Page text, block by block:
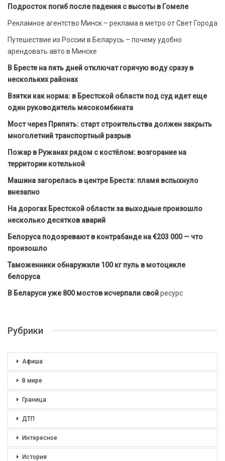
Подросток погиб после падения с высоты в Гомеле
Рекламное агентство Минск – реклама в метро от Свет Города
Путешествие из России в Беларусь – почему удобно
арендовать авто в Минске
В Бресте на пять дней отключат горячую воду сразу в
нескольких районах
Взятки как норма: в Брестской области под суд идет еще
один руководитель мясокомбината
Мост через Припять: старт строительства должен закрыть
многолетний транспортный разрыв
Пожар в Ружанах рядом с костёлом: возгорание на
территории котельной
Машина загорелась в центре Бреста: пламя вспыхнуло
внезапно
На дорогах Брестской области за выходные произошло
несколько десятков аварий
Белоруса подозревают в контрабанде на €203 000 — что
произошло
Таможенники обнаружили 100 кг пуль в мотоцикле
белоруса
В Беларуси уже 800 мостов исчерпали свойресурс
Рубрики
Афиша
В мире
Граница
ДТП
Интересное
История